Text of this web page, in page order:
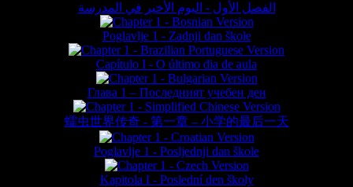
الفصل الأول - اليوم الأخير في المدرسة
Poglavlje 1 - Zadnji dan škole
Capítulo I - O último dia de aula
Глава 1 – Последният учебен ден
蠕虫世界传奇 - 第一章 – 小学的最后一天
Poglavlje 1 - Posljednji dan škole
Kapitola I - Poslední den školy